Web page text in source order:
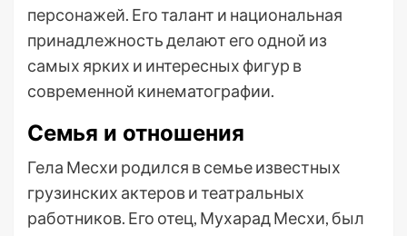
персонажей. Его талант и национальная
принадлежность делают его одной из
самых ярких и интересных фигур в
современной кинематографии.
Семья и отношения
Гела Месхи родился в семье известных
грузинских актеров и театральных
работников. Его отец, Мухарад Месхи, был